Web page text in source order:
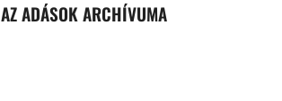
AZ ADÁSOK ARCHÍVUMA